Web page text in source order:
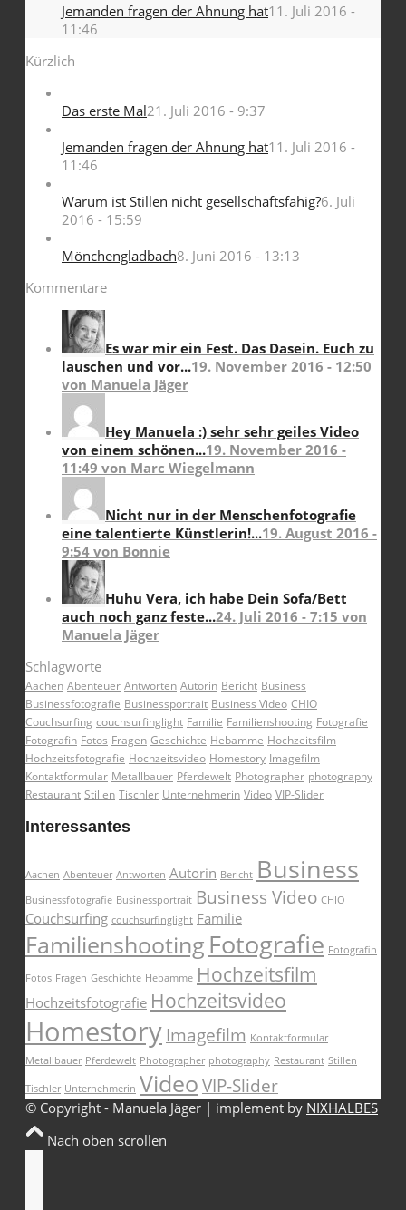
Jemanden fragen der Ahnung hat11. Juli 2016 -
11:46
Kürzlich
Das erste Mal21. Juli 2016 - 9:37
Jemanden fragen der Ahnung hat11. Juli 2016 -
11:46
Warum ist Stillen nicht gesellschaftsfähig?6. Juli
2016 - 15:59
Mönchengladbach8. Juni 2016 - 13:13
Kommentare
Es war mir ein Fest. Das Dasein. Euch zu
lauschen und vor...19. November 2016 - 12:50
von Manuela Jäger
Hey Manuela :) sehr sehr geiles Video
von einem schönen...19. November 2016 -
11:49 von Marc Wiegelmann
Nicht nur in der Menschenfotografie
eine talentierte Künstlerin!...19. August 2016 -
9:54 von Bonnie
Huhu Vera, ich habe Dein Sofa/Bett
auch noch ganz feste...24. Juli 2016 - 7:15 von
Manuela Jäger
Schlagworte
Aachen Abenteuer Antworten Autorin Bericht Business
Businessfotografie Businessportrait Business Video CHIO
Couchsurfing couchsurfinglight Familie Familienshooting Fotografie
Fotografin Fotos Fragen Geschichte Hebamme Hochzeitsfilm
Hochzeitsfotografie Hochzeitsvideo Homestory Imagefilm
Kontaktformular Metallbauer Pferdewelt Photographer photography
Restaurant Stillen Tischler Unternehmerin Video VIP-Slider
Interessantes
Aachen Abenteuer Antworten Autorin Bericht Business
Businessfotografie Businessportrait Business Video CHIO
Couchsurfing couchsurfinglight Familie
Familienshooting Fotografie Fotografin
Fotos Fragen Geschichte Hebamme Hochzeitsfilm
Hochzeitsfotografie Hochzeitsvideo
Homestory Imagefilm Kontaktformular
Metallbauer Pferdewelt Photographer photography Restaurant Stillen
Tischler Unternehmerin Video VIP-Slider
© Copyright - Manuela Jäger | implement by NIXHALBES
Nach oben scrollen